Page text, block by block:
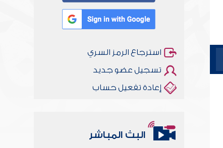
استرجاع الرمز السري
تسجيل عضو جديد
إعادة تفعيل حساب
البث المباشر